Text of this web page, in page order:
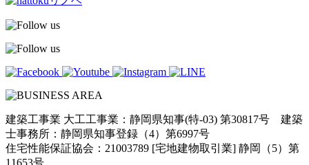
建築工事業 大工工事業：静岡県知事(特-03) 第30817号 建築
士事務所：静岡県知事登録（4）第6997号
住宅性能保証協会：21003789 [宅地建物取引業] 静岡（5）第
11653号